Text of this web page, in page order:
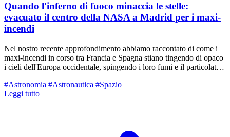
Quando l'inferno di fuoco minaccia le stelle:
evacuato il centro della NASA a Madrid per i maxi-
incendi
Nel nostro recente approfondimento abbiamo raccontato di come i
maxi-incendi in corso tra Francia e Spagna stiano tingendo di opaco
i cieli dell'Europa occidentale, spingendo i loro fumi e il particolato
centinaia di migliaia di sfollati, il rogo divampato a ovest di Madrid
ha rischiato di spegnere letteralmente gli "occhi" con cui l'umanità
delle infrastrutture spaziali più critiche, affascinanti e strategiche del
#Astronomia #Astronautica #Spazio
Leggi tutto